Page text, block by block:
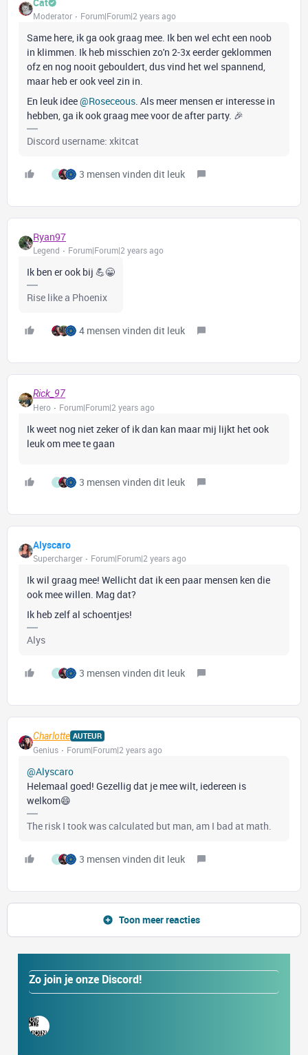
Moderator Forum|Forum|2 years ago
Same here, ik ga ook graag mee. Ik ben wel echt een noob
in klimmen. Ik heb misschien zo'n 2-3x eerder geklommen
ofz en nog nooit gebouldert, dus vind het wel spannend,
maar heb er ook veel zin in.
En leuk idee@Roseceous. Als meer mensen er interesse in
hebben, ga ik ook graag mee voor de after party. 🎉
Discord username: xkitcat
I 3 mensen vinden dit leuk
Ryan97
Legend Forum|Forum|2 years ago
Ik ben er ook bij 💪😁
Rise like a Phoenix
4 mensen vinden dit leuk
Rick_97
Hero
Forum|Forum|2 years ago
Ik weet nog niet zeker of ik dan kan maar mij lijkt het ook
leuk om mee te gaan
I 3 mensen vinden dit leuk
Alyscaro
Supercharger Forum|Forum|2 years ago
Ik wil graag mee! Wellicht dat ik een paar mensen ken die
ook mee willen. Mag dat?
Ik heb zelf al schoentjes!
Alys
I 3 mensen vinden dit leuk
Charlotte AUTEUR
Genius Forum|Forum|2 years ago
@Alyscaro
Helemaal goed! Gezellig dat je mee wilt, iedereen is
welkom😄
The risk I took was calculated but man, am I bad at math.
I 3 mensen vinden dit leuk
Toon meer reacties
Zo join je onze Discord!